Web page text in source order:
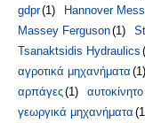
gdpr(1) Hannover
Massey Ferguson(1)
Tsanaktsidis Hydraulics
αγροτικά μηχανήματα (1)
αρπάγες(1) αυτοκίνητο
γεωργικά μηχανήματα